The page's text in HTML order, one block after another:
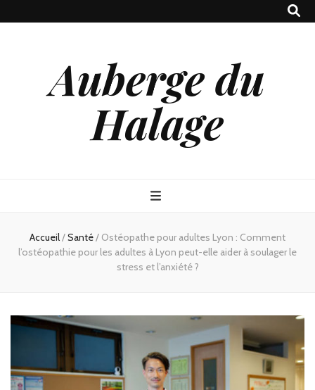
Auberge du
Halage
Accueil/Santé/ Ostéopathe pour adultes Lyon : Comment
l’ostéopathie pour les adultes à Lyon peut-elle aider à soulager le
stress et l’anxiété ?